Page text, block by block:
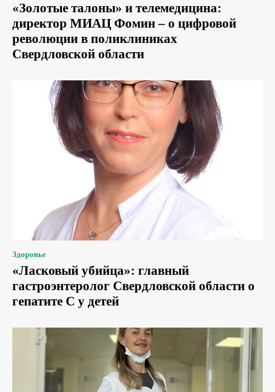
«Золотые талоны» и телемедицина:
директор МИАЦ Фомин – о цифровой
революции в поликлиниках
Свердловской области
Здоровье
«Ласковый убийца»: главный
гастроэнтеролог Свердловской области о
гепатите С у детей